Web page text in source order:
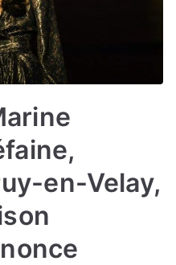
en-Velay,